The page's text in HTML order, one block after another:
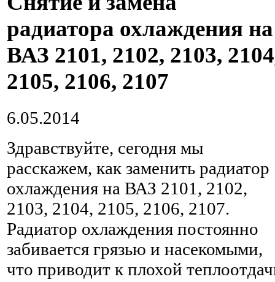
радиатора охлаждения на
ВАЗ 2101, 2102, 2103,
2105, 2106, 2107
6.05.2014
Здравствуйте, сегодня мы
расскажем, как заменить радиатор
охлаждения на ВАЗ 2101, 2102,
2103, 2104, 2105, 2106, 2107.
Радиатор охлаждения постоянно
забивается грязью и насекомыми,
что приводит к плохой